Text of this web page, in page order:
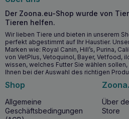
Unterstützt die Entwicklung
Muskelmasse dank des hohen
Hilft bei der Aufrechterhaltung
Körpergewichts, indem es ein
Sättigungsgefühl vermittelt.
Unterstützt die Gesundheit von
essenzielle Aminosäuren.
Steigert die allgemeine Vitalität
Der Zoona.eu-Shop wurde von
Tieren helfen.
Wir lieben Tiere und bieten in unserem
perfekt abgestimmt auf Ihr Haustier.
Marken wie: Royal Canin, Hill’s, Purina,
von VetPlus, Vetoquinol, Bayer, Vetfood,
wissen, welches Futter Sie wählen
Ihnen bei der Auswahl des richtigen
Shop
Allgemeine
Geschäftsbedingungen
Über
Store